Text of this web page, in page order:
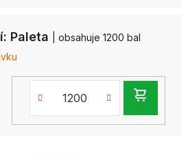
Paleta
| obsahuje 1200 bal